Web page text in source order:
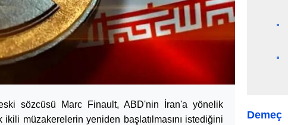
eski sözcüsü Marc Finault, ABD'nin İran'a yönelik
müzakerelerin yeniden başlatılmasını istediğini
Demeç